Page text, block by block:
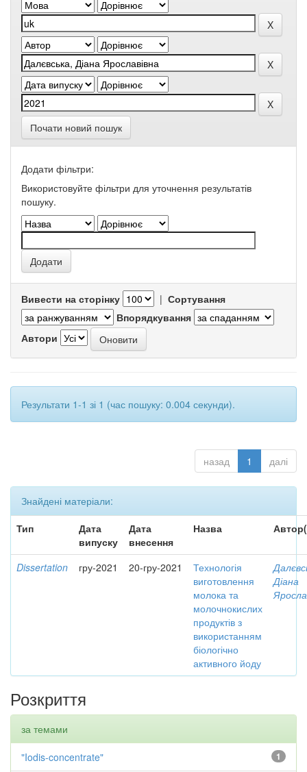
Почати новий пошук
Додати фільтри:
Використовуйте фільтри для уточнення результатів
пошуку.
Вивести на сторінку | Сортування
Впорядкування
Автори
Результати 1-1 зі 1 (час пошуку: 0.004 секунди).
назад 1 далі
Знайдені матеріали:
Тип
Дата
випуску
Дата
внесення
Назва
Dissertation гру-2021 20-гру-2021
Технологія
виготовлення
молока та
молочнокислих
продуктів з
використанням
біологічно
активного йоду
Діана
Розкриття
за темами
1
"Iodis-concentrate"